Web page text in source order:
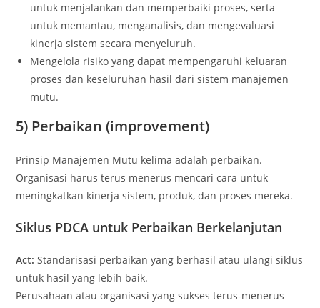
untuk menjalankan dan memperbaiki proses, serta
untuk memantau, menganalisis, dan mengevaluasi
kinerja sistem secara menyeluruh.
Mengelola risiko yang dapat mempengaruhi keluaran
proses dan keseluruhan hasil dari sistem manajemen
mutu.
5) Perbaikan (improvement)
Prinsip Manajemen Mutu kelima adalah perbaikan.
Organisasi harus terus menerus mencari cara untuk
meningkatkan kinerja sistem, produk, dan proses mereka.
Siklus PDCA untuk Perbaikan Berkelanjutan
Act: Standarisasi perbaikan yang berhasil atau ulangi siklus
untuk hasil yang lebih baik.
Perusahaan atau organisasi yang sukses terus-menerus